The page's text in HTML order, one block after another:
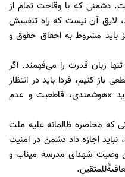
دشمنی که با وقاحت تمام از
لایق آن نیست که راه تنفسش
باید مشروط به احقاق حقوق و
زبان قدرت را می‌فهمند. اگر
باز کنیم، فردا باید در انتظار
«هوشمندی، قاطعیت و عدم
که محاصره ظالمانه علیه ملت
اجازه داد دشمن در امنیت
وصیت شهدای مدرسه میناب و